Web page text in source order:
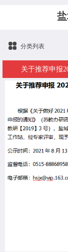
分类列表
关于推荐申报